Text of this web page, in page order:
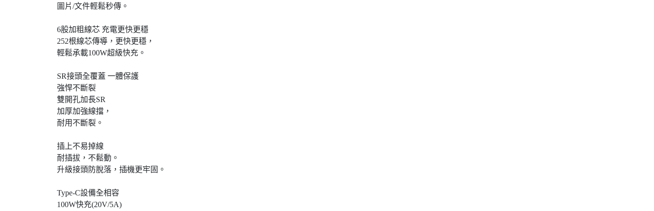
圖片/文件輕鬆秒傳。
6股加粗線芯 充電更快更穩
252根線芯傳導，更快更穩，
輕鬆承載100W超級快充。
SR接頭全覆蓋 一體保護
強悍不斷裂
雙開孔加長SR
加厚加強線擋，
耐用不斷裂。
插上不易掉線
耐插拔，不鬆動。
升級接頭防脫落，插機更牢固。
Type-C設備全相容
100W快充(20V/5A)